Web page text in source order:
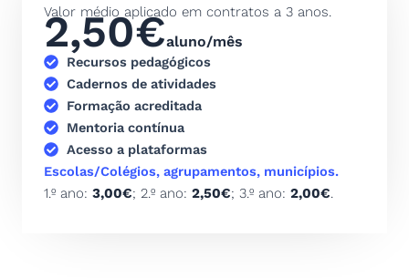
d
u
n
Valor médio aplicado em contratos a 3 anos.
2,50€aluno/mês
Recursos pedagógicos
Cadernos de atividades
Formação acreditada
Mentoria contínua
Acesso a plataformas
Escolas/Colégios, agrupamentos, municípios.
1.º ano: 3,00€; 2.º ano: 2,50€; 3.º ano: 2,00€.